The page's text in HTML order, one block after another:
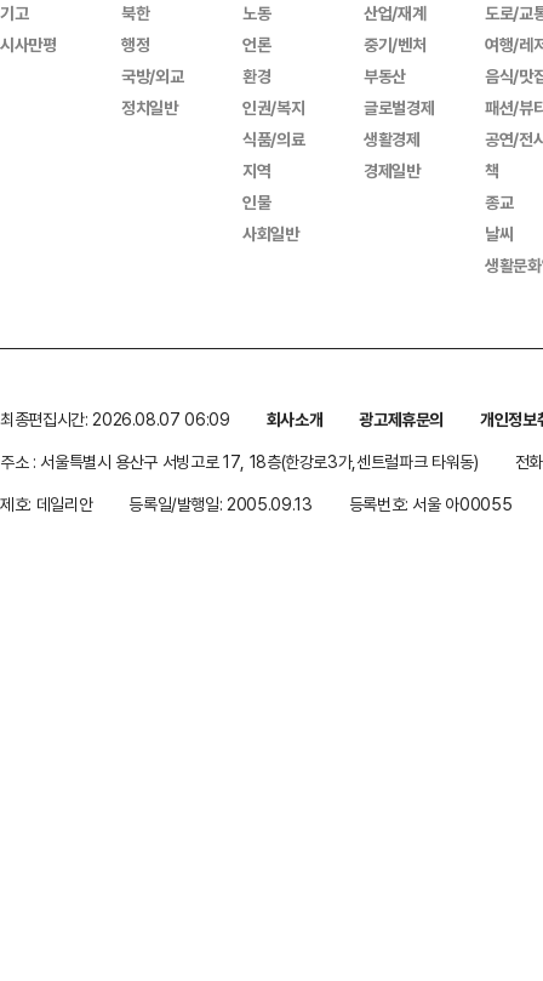
기고
시사만평
북한
행정
국방/외교
정치일반
노동
언론
환경
인권/복지
식품/의료
지역
인물
사회일반
산업/재계
중기/벤처
부동산
글로벌경제
생활경제
경제일반
도로/교
여행/레
음식/맛
패션/뷰
공연/전
책
종교
날씨
생활문
최종편집시간: 2026.08.07 06:09 회사소개 광고제휴문의
개인정보
주소 : 서울특별시 용산구 서빙고로 17, 18층(한강로3가,센트럴파크 타워동)
전
제호: 데일리안
등록일/발행일: 2005.09.13 등록번호: 서울 아00055